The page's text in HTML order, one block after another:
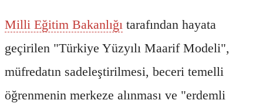
Milli Eğitim Bakanlığı tarafından hayata
geçirilen "Türkiye Yüzyılı Maarif Modeli",
müfredatın sadeleştirilmesi, beceri temelli
öğrenmenin merkeze alınması ve "erdemli